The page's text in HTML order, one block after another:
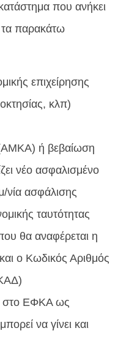
που ανήκει
τα παρακάτω
επιχείρησης
κλπ)
ή βεβαίωση
νέο ασφαλισμένο
νία ασφάλισης
ταυτότητας
θα αναφέρεται η
ο Κωδικός Αριθμός
στο ΕΦΚΑ ως
να γίνει και